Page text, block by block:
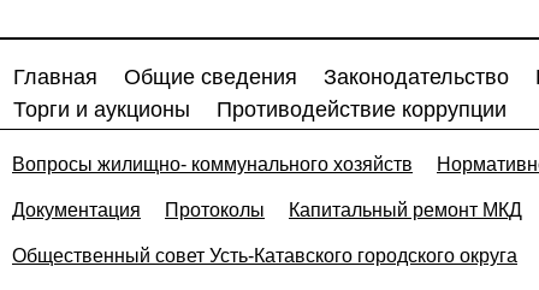
Главная Общие сведения Законодательство
Торги и аукционы
Противодействие коррупции
Вопросы жилищно- коммунального хозяйств
Документация Протоколы Капитальный ремонт МКД
Общественный совет Усть-Катавского городского округа